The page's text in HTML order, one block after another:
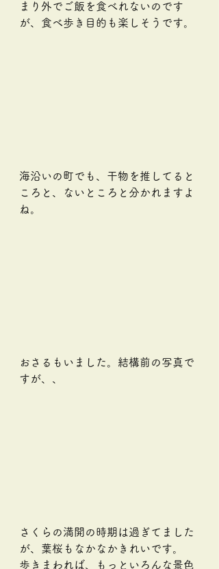
まり外でご飯を食べれないのです
が、食べ歩き目的も楽しそうです。
海沿いの町でも、干物を推してると
ころと、ないところと分かれますよ
ね。
おさるもいました。結構前の写真で
すが、、
さくらの満開の時期は過ぎてました
が、葉桜もなかなかきれいです。
歩きまわれば、もっといろんな景色